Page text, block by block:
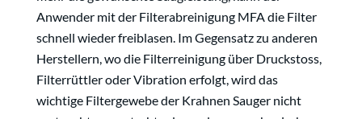
Anwender mit der Filterabreinigung MFA die Filter
schnell wieder freiblasen. Im Gegensatz zu anderen
Herstellern, wo die Filterreinigung über Druckstoss,
Filterrüttler oder Vibration erfolgt, wird das
wichtige Filtergewebe der Krahnen Sauger nicht